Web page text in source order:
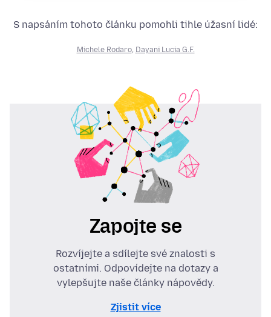
S napsáním tohoto článku pomohli tihle úžasní lidé:
Michele Rodaro, Dayani Lucia G.F.
Zapojte se
Rozvíjejte a sdílejte své znalosti s
ostatními. Odpovídejte na dotazy a
vylepšujte naše články nápovědy.
Zjistit více